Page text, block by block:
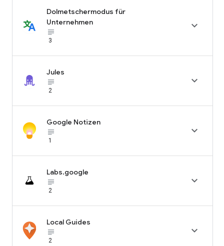
Dolmetschermodus für
Unternehmen
subject_black
3

Jules
subject_black
2

Google Notizen
subject_black
1

Labs.google
subject_black
2

Local Guides
subject_black
2
